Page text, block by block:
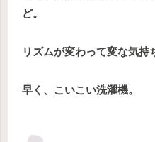
ど。
リズムが変わって変な気持
早く、こいこい洗濯機。